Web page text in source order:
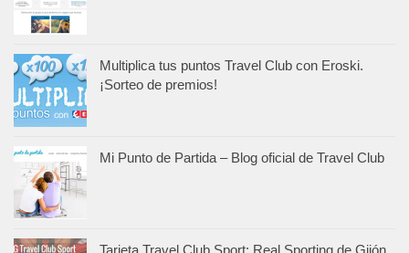
Multiplica tus puntos Travel Club con Eroski.
¡Sorteo de premios!
Mi Punto de Partida – Blog oficial de Travel Club
Tarjeta Travel Club Sport: Real Sporting de Gijón